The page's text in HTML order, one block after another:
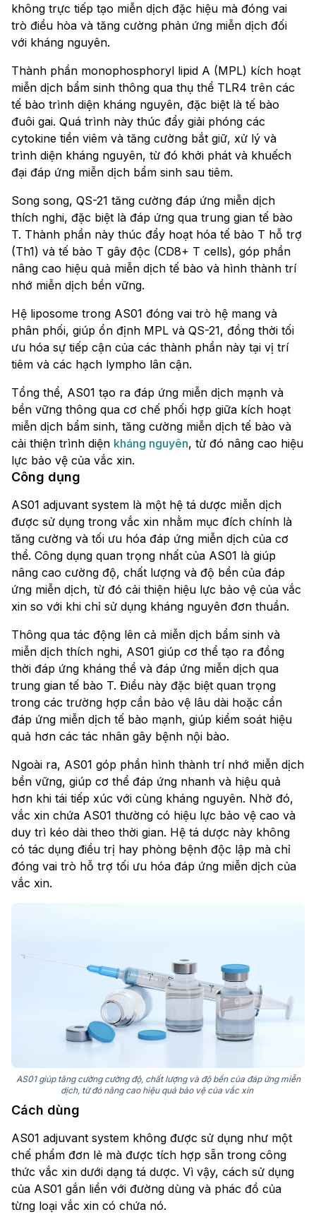
không trực tiếp tạo miễn dịch đặc hiệu mà đóng vai
trò điều hòa và tăng cường phản ứng miễn dịch đối
với kháng nguyên.
Thành phần monophosphoryl lipid A (MPL) kích hoạt
miễn dịch bẩm sinh thông qua thụ thể TLR4 trên các
tế bào trình diện kháng nguyên, đặc biệt là tế bào
đuôi gai. Quá trình này thúc đẩy giải phóng các
cytokine tiền viêm và tăng cường bắt giữ, xử lý và
trình diện kháng nguyên, từ đó khởi phát và khuếch
đại đáp ứng miễn dịch bẩm sinh sau tiêm.
Song song, QS-21 tăng cường đáp ứng miễn dịch
thích nghi, đặc biệt là đáp ứng qua trung gian tế bào
T. Thành phần này thúc đẩy hoạt hóa tế bào T hỗ trợ
(Th1) và tế bào T gây độc (CD8+ T cells), góp phần
nâng cao hiệu quả miễn dịch tế bào và hình thành trí
nhớ miễn dịch bền vững.
Hệ liposome trong AS01 đóng vai trò hệ mang và
phân phối, giúp ổn định MPL và QS-21, đồng thời tối
ưu hóa sự tiếp cận của các thành phần này tại vị trí
tiêm và các hạch lympho lân cận.
Tổng thể, AS01 tạo ra đáp ứng miễn dịch mạnh và
bền vững thông qua cơ chế phối hợp giữa kích hoạt
miễn dịch bẩm sinh, tăng cường miễn dịch tế bào và
cải thiện trình diện kháng nguyên, từ đó nâng cao hiệu
lực bảo vệ của vắc xin.
Công dụng
AS01 adjuvant system là một hệ tá dược miễn dịch
được sử dụng trong vắc xin nhằm mục đích chính là
tăng cường và tối ưu hóa đáp ứng miễn dịch của cơ
thể. Công dụng quan trọng nhất của AS01 là giúp
nâng cao cường độ, chất lượng và độ bền của đáp
ứng miễn dịch, từ đó cải thiện hiệu lực bảo vệ của vắc
xin so với khi chỉ sử dụng kháng nguyên đơn thuần.
Thông qua tác động lên cả miễn dịch bẩm sinh và
miễn dịch thích nghi, AS01 giúp cơ thể tạo ra đồng
thời đáp ứng kháng thể và đáp ứng miễn dịch qua
trung gian tế bào T. Điều này đặc biệt quan trọng
trong các trường hợp cần bảo vệ lâu dài hoặc cần
đáp ứng miễn dịch tế bào mạnh, giúp kiểm soát hiệu
quả hơn các tác nhân gây bệnh nội bào.
Ngoài ra, AS01 góp phần hình thành trí nhớ miễn dịch
bền vững, giúp cơ thể đáp ứng nhanh và hiệu quả
hơn khi tái tiếp xúc với cùng kháng nguyên. Nhờ đó,
vắc xin chứa AS01 thường có hiệu lực bảo vệ cao và
duy trì kéo dài theo thời gian. Hệ tá dược này không
có tác dụng điều trị hay phòng bệnh độc lập mà chỉ
đóng vai trò hỗ trợ tối ưu hóa đáp ứng miễn dịch của
vắc xin.
AS01 giúp tăng cường cường độ, chất lượng và độ bền của đáp ứng miễn
dịch, từ đó nâng cao hiệu quả bảo vệ của vắc xin
Cách dùng
AS01 adjuvant system không được sử dụng như một
chế phẩm đơn lẻ mà được tích hợp sẵn trong công
thức vắc xin dưới dạng tá dược. Vì vậy, cách sử dụng
của AS01 gắn liền với đường dùng và phác đồ của
từng loại vắc xin có chứa nó.